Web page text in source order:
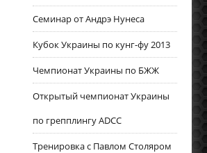
Cеминар от Андрэ Нунеса
Кубок Украины по кунг-фу 2013
Чемпионат Украины по БЖЖ
Открытый чемпионат Украины
по грепплингу ADCC
Тренировка с Павлом Столяром